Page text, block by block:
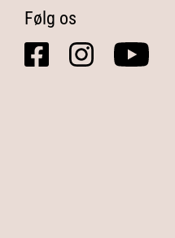
Følg os
facebook
square
instagram